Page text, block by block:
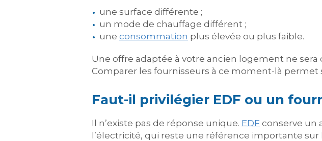
une surface différente ;
un mode de chauffage différent ;
une consommation plus élevée ou plus faible.
Une offre adaptée à votre ancien logement ne
Comparer les fournisseurs à ce moment-là permet
Faut-il privilégier EDF ou un
Il n’existe pas de réponse unique. EDF conserve un
l’électricité, qui reste une référence importante sur